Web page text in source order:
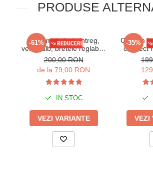
PRODUSE
-61%
Costum de baie intreg,
verde/alb, bretele reglabile
cu snur, dama, Tropical
embody
200,00 RON
de la 79,00 RON
IN STOC
VEZI VARIANTE
-35%
Costum
cu efect
y9101
VEZI